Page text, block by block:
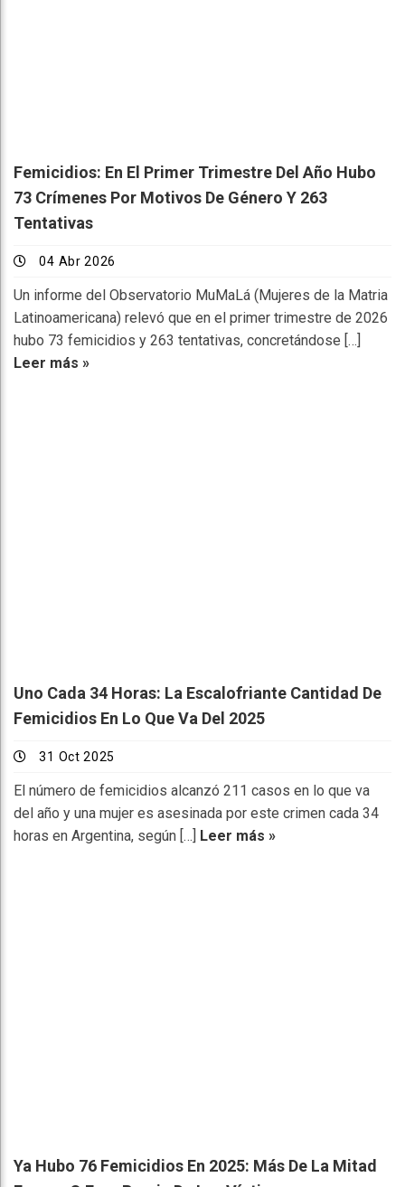
Femicidios: En El Primer Trimestre Del Año Hubo
73 Crímenes Por Motivos De Género Y 263
Tentativas
04 Abr 2026
Un informe del Observatorio MuMaLá (Mujeres de la Matria
Latinoamericana) relevó que en el primer trimestre de 2026
hubo 73 femicidios y 263 tentativas, concretándose […]
Leer más »
Uno Cada 34 Horas: La Escalofriante Cantidad De
Femicidios En Lo Que Va Del 2025
31 Oct 2025
El número de femicidios alcanzó 211 casos en lo que va
del año y una mujer es asesinada por este crimen cada 34
horas en Argentina, según […] Leer más »
Ya Hubo 76 Femicidios En 2025: Más De La Mitad